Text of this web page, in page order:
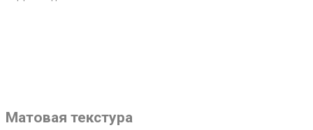
Матовая текстура